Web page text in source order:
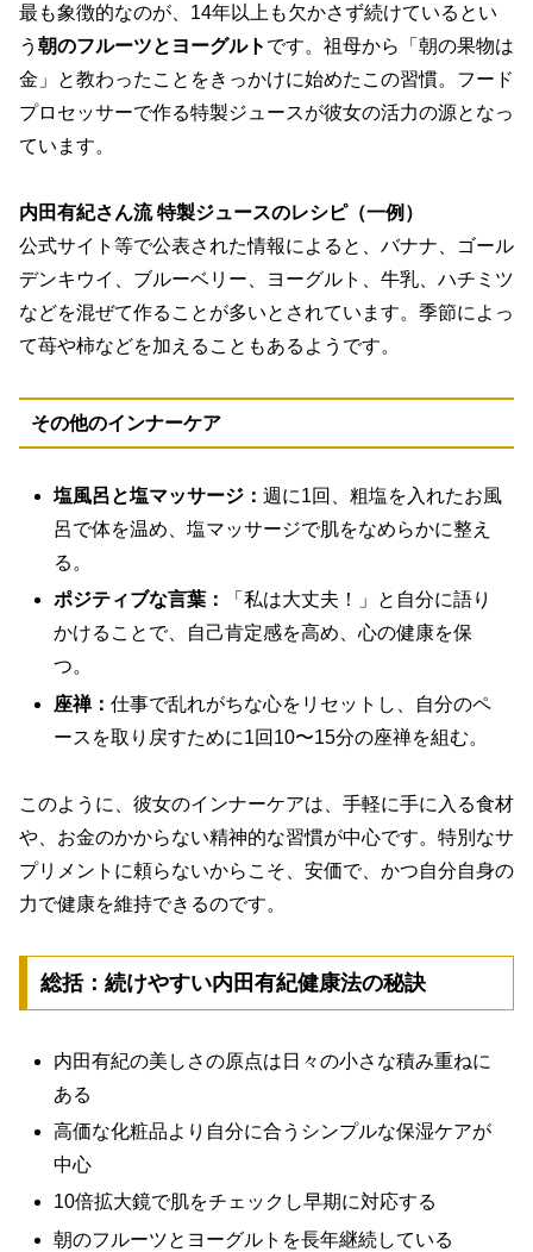
最も象徴的なのが、14年以上も欠かさず続けているとい
う 朝のフルーツとヨーグルト です。祖母から「朝の果物は
金」と教わったことをきっかけに始めたこの習慣。フード
プロセッサーで作る特製ジュースが彼女の活力の源となっ
ています。
内田有紀さん流 特製ジュースのレシピ（一例）
公式サイト等で公表された情報によると、バナナ、ゴール
デンキウイ、ブルーベリー、ヨーグルト、牛乳、ハチミツ
などを混ぜて作ることが多いとされています。季節によっ
て苺や柿などを加えることもあるようです。
その他のインナーケア
塩風呂と塩マッサージ：週に1回、粗塩を入れたお風
呂で体を温め、塩マッサージで肌をなめらかに整え
る。
ポジティブな言葉：
「私は大丈夫！」と自分に語り
かけることで、自己肯定感を高め、心の健康を保
つ。
座禅：仕事で乱れがちな心をリセットし、自分のペ
ースを取り戻すために1回10〜15分の座禅を組む。
このように、彼女のインナーケアは、 手軽に手に入る食材
や、お金のかからない精神的な習慣が中心です。特別なサ
プリメントに頼らないからこそ、安価で、かつ自分自身の
力で健康を維持できるのです。
総括：続けやすい内田有紀健康法の秘訣
内田有紀の美しさの原点は日々の小さな積み重ねに
ある
高価な化粧品より自分に合うシンプルな保湿ケアが
中心
10倍拡大鏡で肌をチェックし早期に対応する
朝のフルーツとヨーグルトを長年継続している